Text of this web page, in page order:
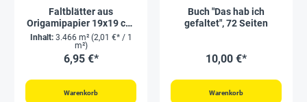
Faltblätter aus
Origamipapier 19x19 cm,
96 Blatt
Inhalt: 3.466 m² (2,01 €* / 1
m²)
6,95 €*
Warenkorb
Buch "Das hab ich
gefaltet", 72 Seiten
10,00 €*
Warenkorb